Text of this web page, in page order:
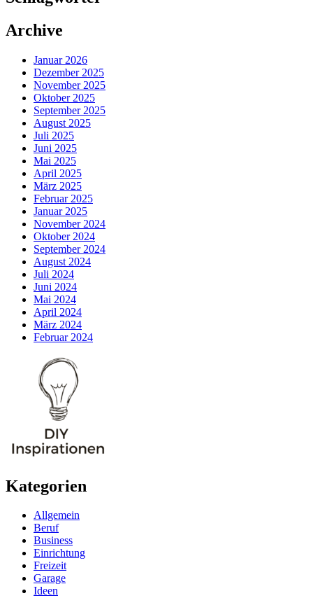
Archive
Januar 2026
Dezember 2025
November 2025
Oktober 2025
September 2025
August 2025
Juli 2025
Juni 2025
Mai 2025
April 2025
März 2025
Februar 2025
Januar 2025
November 2024
Oktober 2024
September 2024
August 2024
Juli 2024
Juni 2024
Mai 2024
April 2024
März 2024
Februar 2024
Kategorien
Allgemein
Beruf
Business
Einrichtung
Freizeit
Garage
Ideen